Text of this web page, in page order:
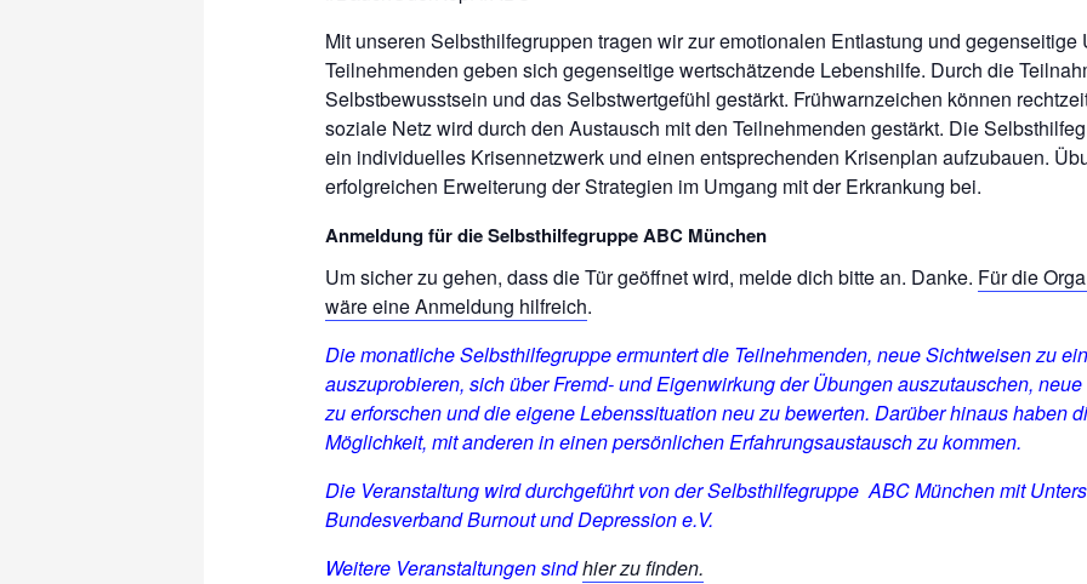
Mit unseren Selbsthilfegruppen tragen wir zur emotionalen Entlastung und gegenseitige
Teilnehmenden geben sich gegenseitige wertschätzende Lebenshilfe. Durch die
Selbstbewusstsein und das Selbstwertgefühl gestärkt. Frühwarnzeichen können
soziale Netz wird durch den Austausch mit den Teilnehmenden gestärkt. Die
ein individuelles Krisennetzwerk und einen entsprechenden Krisenplan aufzubauen.
erfolgreichen Erweiterung der Strategien im Umgang mit der Erkrankung bei.
Anmeldung für die Selbsthilfegruppe ABC München
Um sicher zu gehen, dass die Tür geöffnet wird, melde dich bitte an. Danke. Für die
wäre eine Anmeldung hilfreich.
Die monatliche Selbsthilfegruppe ermuntert die Teilnehmenden, neue Sichtweisen zu
auszuprobieren, sich über Fremd- und Eigenwirkung der Übungen auszutauschen,
zu erforschen und die eigene Lebenssituation neu zu bewerten. Darüber hinaus haben
Möglichkeit, mit anderen in einen persönlichen Erfahrungsaustausch zu kommen.
Die Veranstaltung wird durchgeführt von der Selbsthilfegruppe ABC München mit
Bundesverband Burnout und Depression e.V.
Weitere Veranstaltungen sindhier zu finden.